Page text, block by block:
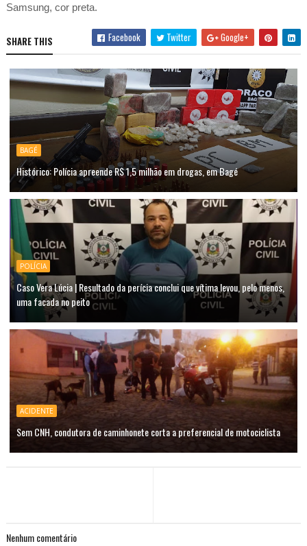
Samsung, cor preta.
SHARE THIS Facebook Twitter Google+
BAGÉ
Histórico: Polícia apreende R$ 1,5 milhão em drogas, em Bagé
POLÍCIA
Caso Vera Lúcia | Resultado da perícia conclui que vítima levou, pelo menos,
uma facada no peito
ACIDENTE
Sem CNH, condutora de caminhonete corta a preferencial de motociclista
Nenhum comentário